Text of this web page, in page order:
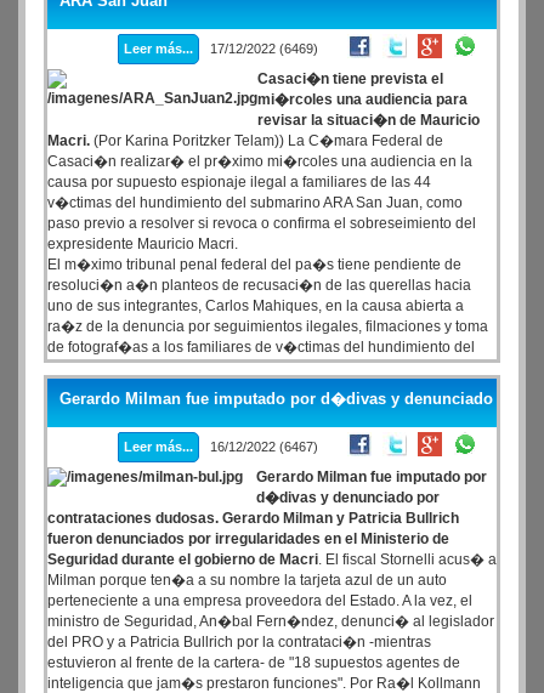
Leer más... 17/12/2022 (6469)
Casaci�n tiene prevista el
mi�rcoles una audiencia para
revisar la situaci�n de Mauricio
Macri. (Por Karina Poritzker Telam)) La C�mara Federal de
Casaci�n realizar� el pr�ximo mi�rcoles una audiencia en la
causa por supuesto espionaje ilegal a familiares de las 44
v�ctimas del hundimiento del submarino ARA San Juan, como
paso previo a resolver si revoca o confirma el sobreseimiento del
expresidente Mauricio Macri.
El m�ximo tribunal penal federal del pa�s tiene pendiente de
resoluci�n a�n planteos de recusaci�n de las querellas hacia
uno de sus integrantes, Carlos Mahiques, en la causa abierta a
ra�z de la denuncia por seguimientos ilegales, filmaciones y toma
de fotograf�as a los familiares de v�ctimas del hundimiento del
submarino el 15 de noviembre de 2017.
Gerardo Milman fue imputado por d�divas y denunciado
Leer más... 16/12/2022 (6467)
Gerardo Milman fue imputado por
d�divas y denunciado por
contrataciones dudosas. Gerardo Milman y Patricia Bullrich
fueron denunciados por irregularidades en el Ministerio de
Seguridad durante el gobierno de Macri. El fiscal Stornelli acus� a
Milman porque ten�a a su nombre la tarjeta azul de un auto
perteneciente a una empresa proveedora del Estado. A la vez, el
ministro de Seguridad, An�bal Fern�ndez, denunci� al legislador
del PRO y a Patricia Bullrich por la contrataci�n -mientras
estuvieron al frente de la cartera- de "18 supuestos agentes de
inteligencia que jam�s prestaron funciones". Por Ra�l Kollmann